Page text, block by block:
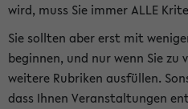
wird, muss Sie immer ALLE
Sie sollten aber erst mit
beginnen, und nur wenn Sie zu
weitere Rubriken ausfüllen.
dass Ihnen Veranstaltungen